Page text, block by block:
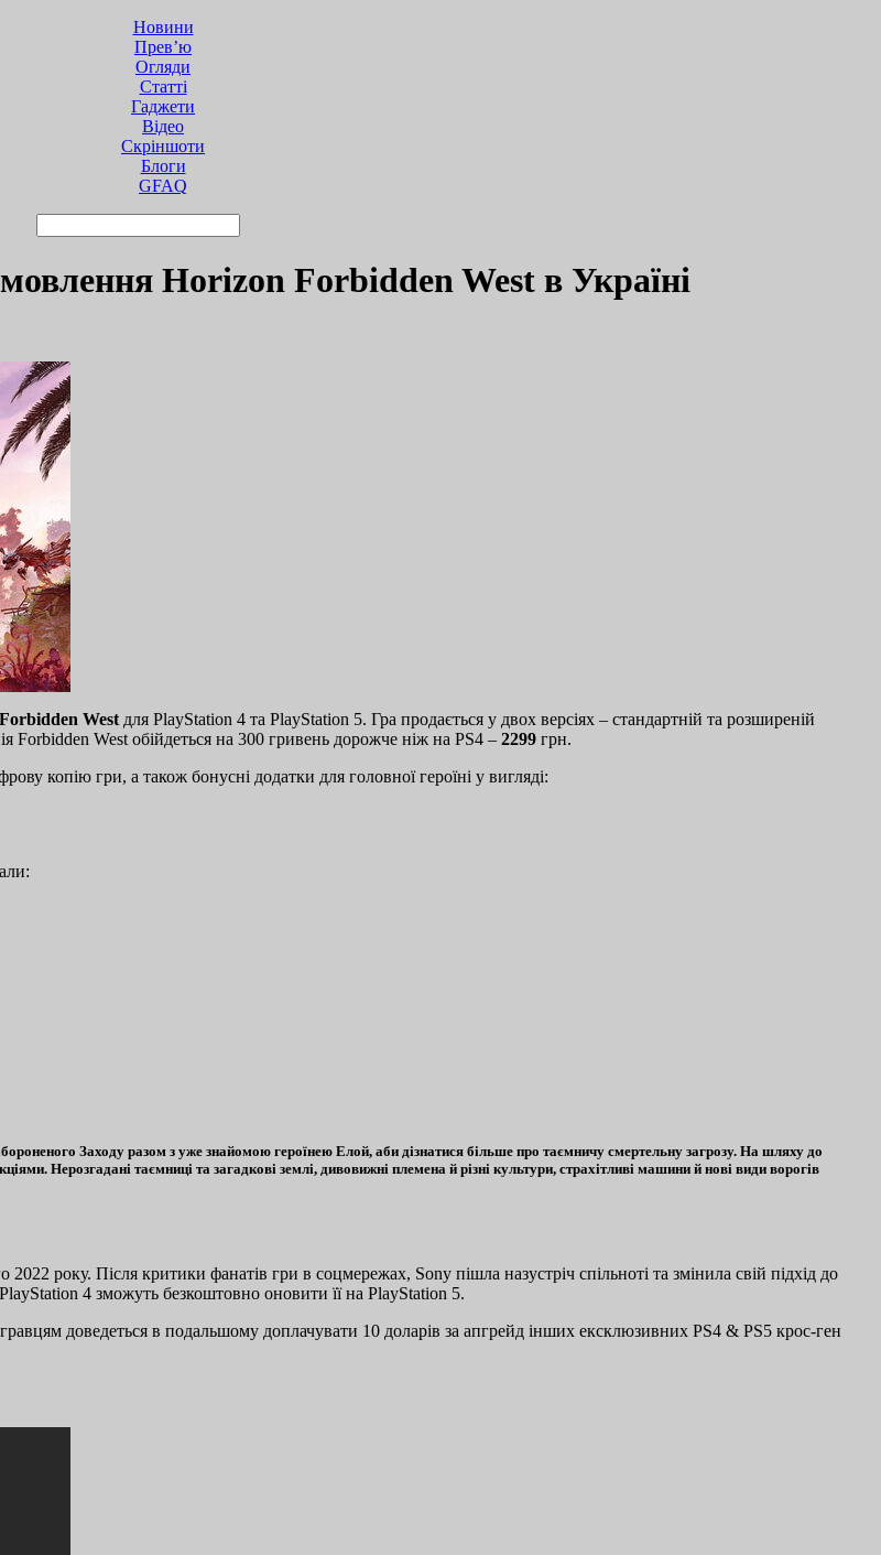
Новини
Прев’ю
Огляди
Статті
Гаджети
Відео
Cкріншоти
Блоги
GFAQ
Horizon Forbidden West в Україні
Westдля PlayStation 4 та PlayStation 5. Гра продається у двох версіях – стандартній та розширеній
Forbidden West обійдеться на 300 гривень дорожче ніж на PS4 – 2299 грн.
копію гри, а також бонусні додатки для головної героїні у вигляді:
Заходу разом з уже знайомою героїнею Елой, аби дізнатися більше про таємничу смертельну загрозу. На шляху до
Нерозгадані таємниці та загадкові землі, дивовижні племена й різні культури, страхітливі машини й нові види ворогів
року. Після критики фанатів гри в соцмережах, Sony пішла назустріч спільноті та змінила свій підхід до
4 зможуть безкоштовно оновити її на PlayStation 5.
доведеться в подальшому доплачувати 10 доларів за апгрейд інших ексклюзивних PS4 & PS5 крос-ген